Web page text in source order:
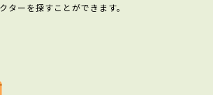
ーを探すことができます。